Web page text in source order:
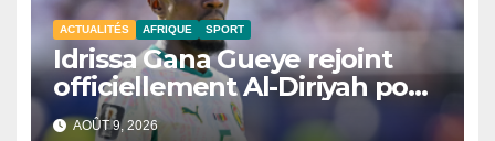
ACTUALITÉS AFRIQUE SPORT
Idrissa Gana Gueye rejoint
officiellement Al-Diriyah pour
une saison
AOÛT 9, 2026